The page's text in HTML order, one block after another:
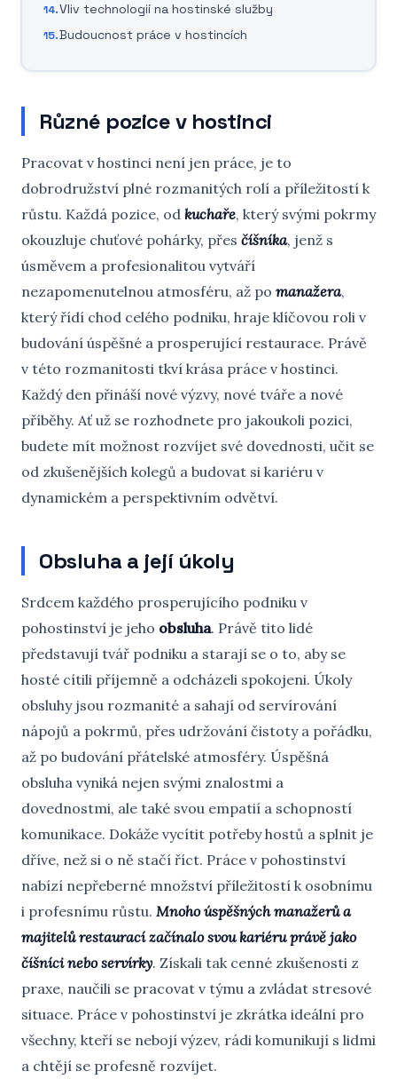
Vliv technologií na hostinské služby
Budoucnost práce v hostincích
Různé pozice v hostinci
Pracovat v hostinci není jen práce, je to
dobrodružství plné rozmanitých rolí a příležitostí k
růstu. Každá pozice, od kuchaře, který svými pokrmy
okouzluje chuťové pohárky, přes číšníka, jenž s
úsměvem a profesionalitou vytváří
nezapomenutelnou atmosféru, až po manažera,
který řídí chod celého podniku, hraje klíčovou roli v
budování úspěšné a prosperující restaurace. Právě
v této rozmanitosti tkví krása práce v hostinci.
Každý den přináší nové výzvy, nové tváře a nové
příběhy. Ať už se rozhodnete pro jakoukoli pozici,
budete mít možnost rozvíjet své dovednosti, učit se
od zkušenějších kolegů a budovat si kariéru v
dynamickém a perspektivním odvětví.
Obsluha a její úkoly
Srdcem každého prosperujícího podniku v
pohostinství je jeho obsluha. Právě tito lidé
představují tvář podniku a starají se o to, aby se
hosté cítili příjemně a odcházeli spokojeni. Úkoly
obsluhy jsou rozmanité a sahají od servírování
nápojů a pokrmů, přes udržování čistoty a pořádku,
až po budování přátelské atmosféry. Úspěšná
obsluha vyniká nejen svými znalostmi a
dovednostmi, ale také svou empatií a schopností
komunikace. Dokáže vycítit potřeby hostů a splnit je
dříve, než si o ně stačí říct. Práce v pohostinství
nabízí nepřeberné množství příležitostí k osobnímu
i profesnímu růstu. Mnoho úspěšných manažerů a
majitelů restaurací začínalo svou kariéru právě jako
číšníci nebo servírky. Získali tak cenné zkušenosti z
praxe, naučili se pracovat v týmu a zvládat stresové
situace. Práce v pohostinství je zkrátka ideální pro
všechny, kteří se nebojí výzev, rádi komunikují s lidmi
a chtějí se profesně rozvíjet.